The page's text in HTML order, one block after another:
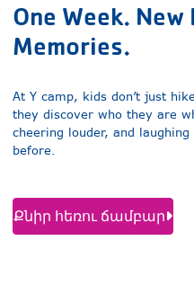
One Week.
Memories.
At Y camp, kids don’t just
they discover who they are
cheering louder, and
before.
Քնիր հեռու ճամբար